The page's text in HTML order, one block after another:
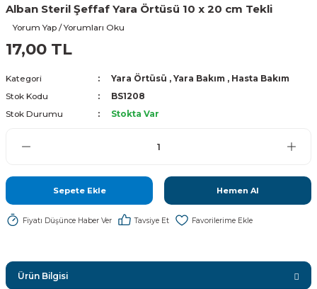
Alban Steril Şeffaf Yara Örtüsü 10 x 20 cm Tekli
Yorum Yap / Yorumları Oku
17,00 TL
Kategori Yara Örtüsü , Yara Bakım , Hasta Bakım
Stok Kodu
BS1208
Stok Durumu
Stokta Var
Sepete Ekle Hemen Al
Fiyatı Düşünce Haber Ver Tavsiye Et
Ürün Bilgisi